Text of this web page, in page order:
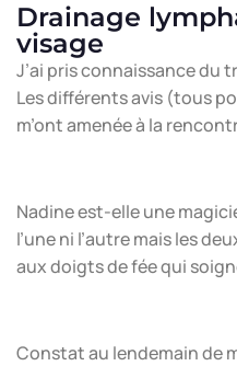
Drainage
visage
J’ai pris connaissance du
Les différents avis (tous
m’ont amenée à la
Nadine est-elle une
l’une ni l’autre mais les
aux doigts de fée qui
Constat au lendemain de